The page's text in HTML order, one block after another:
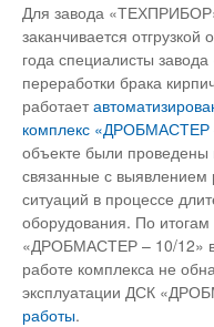
Для завода
заканчивается
года специалисты
переработки брака
работает
комплекс «ДРОБМАСТЕР
объекте были
связанные с выявлением
ситуаций в процессе
оборудования. По
«ДРОБМАСТЕР – 10/12» в
работе комплекса не
эксплуатации ДСК
работы.